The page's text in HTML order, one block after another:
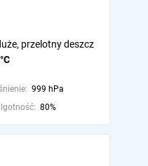
przelotny deszcz
999 hPa
80%